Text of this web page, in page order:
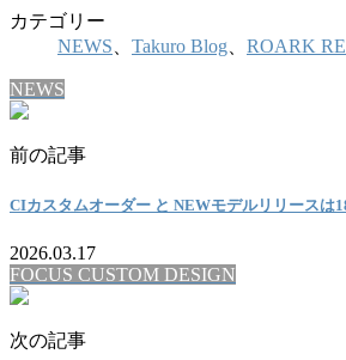
カテゴリー
NEWS
Takuro Blog ROARK
NEWS
前の記事
CIカスタムオーダー と NEWモデルリリースは
2026.03.17
FOCUS CUSTOM DESIGN
次の記事